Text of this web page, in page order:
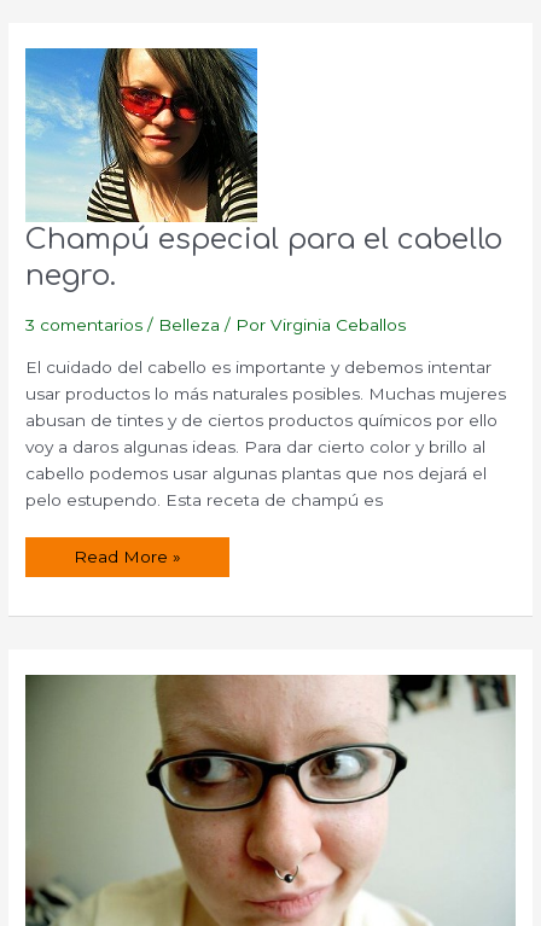
Belleza
por
excelencia.
Champú especial para el cabello
negro.
3 comentarios / Belleza / PorVirginia Ceballos
El cuidado del cabello es importante y debemos intentar
usar productos lo más naturales posibles. Muchas mujeres
abusan de tintes y de ciertos productos químicos por ello
voy a daros algunas ideas. Para dar cierto color y brillo al
cabello podemos usar algunas plantas que nos dejará el
pelo estupendo. Esta receta de champú es
Champú
cabello
Read More »